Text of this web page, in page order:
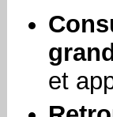
et